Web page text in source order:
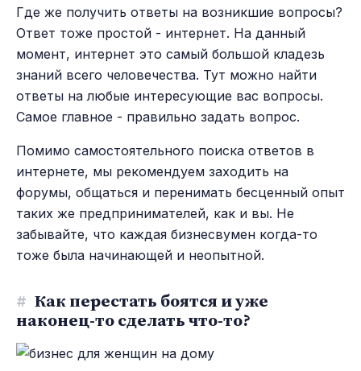
Где же получить ответы на возникшие вопросы?
Ответ тоже простой - интернет. На данный
момент, интернет это самый большой кладезь
знаний всего человечества. Тут можно найти
ответы на любые интересующие вас вопросы.
Самое главное - правильно задать вопрос.
Помимо самостоятельного поиска ответов в
интернете, мы рекомендуем заходить на
форумы, общаться и перенимать бесценный опыт
таких же предпринимателей, как и вы. Не
забывайте, что каждая бизнесвумен когда-то
тоже была начинающей и неопытной.
# Как перестать боятся и уже
наконец-то сделать что-то?